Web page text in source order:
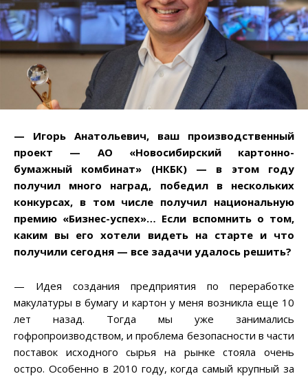
— Игорь Анатольевич, ваш производственный
проект — АО «Новосибирский картонно-
бумажный комбинат» (НКБК) — в этом году
получил много наград, победил в нескольких
конкурсах, в том числе получил национальную
премию «Бизнес-успех»… Если вспомнить о том,
каким вы его хотели видеть на старте и что
получили сегодня — все задачи удалось решить?
— Идея создания предприятия по переработке
макулатуры в бумагу и картон у меня возникла еще 10
лет назад. Тогда мы уже занимались
гофропроизводством, и проблема безопасности в части
поставок исходного сырья на рынке стояла очень
остро. Особенно в 2010 году, когда самый крупный за